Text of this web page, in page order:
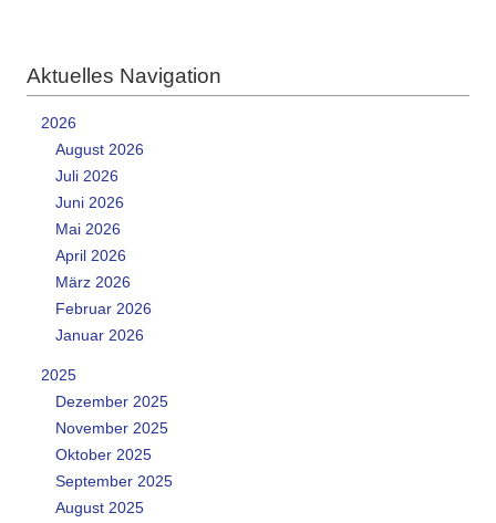
Aktuelles Navigation
2026
August 2026
Juli 2026
Juni 2026
Mai 2026
April 2026
März 2026
Februar 2026
Januar 2026
2025
Dezember 2025
November 2025
Oktober 2025
September 2025
August 2025